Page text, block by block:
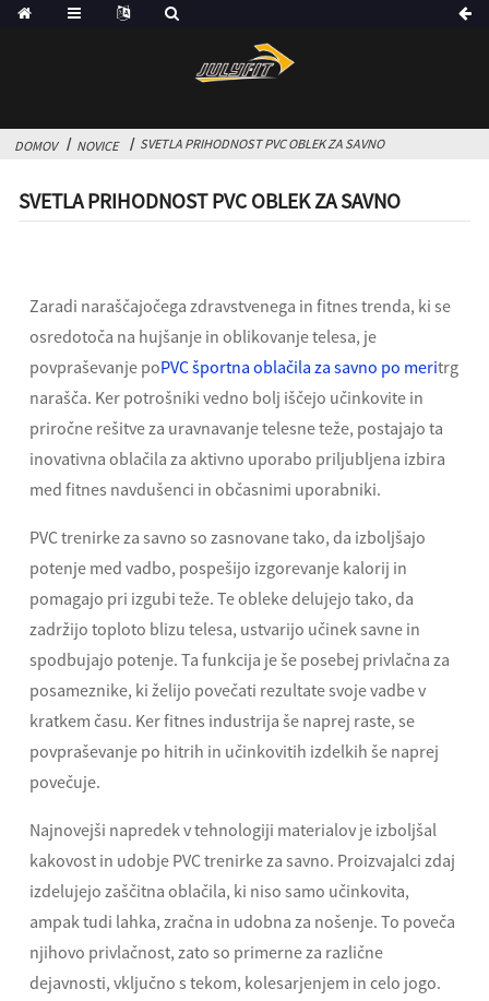
DOMOV NOVICE SVETLA PRIHODNOST PVC OBLEK ZA SAVNO
SVETLA PRIHODNOST PVC OBLEK ZA SAVNO
Zaradi naraščajočega zdravstvenega in fitnes trenda, ki se
osredotoča na hujšanje in oblikovanje telesa, je
povpraševanje poPVC športna oblačila za savno po meritrg
narašča. Ker potrošniki vedno bolj iščejo učinkovite in
priročne rešitve za uravnavanje telesne teže, postajajo ta
inovativna oblačila za aktivno uporabo priljubljena izbira
med fitnes navdušenci in občasnimi uporabniki.
PVC trenirke za savno so zasnovane tako, da izboljšajo
potenje med vadbo, pospešijo izgorevanje kalorij in
pomagajo pri izgubi teže. Te obleke delujejo tako, da
zadržijo toploto blizu telesa, ustvarijo učinek savne in
spodbujajo potenje. Ta funkcija je še posebej privlačna za
posameznike, ki želijo povečati rezultate svoje vadbe v
kratkem času. Ker fitnes industrija še naprej raste, se
povpraševanje po hitrih in učinkovitih izdelkih še naprej
povečuje.
Najnovejši napredek v tehnologiji materialov je izboljšal
kakovost in udobje PVC trenirke za savno. Proizvajalci zdaj
izdelujejo zaščitna oblačila, ki niso samo učinkovita,
ampak tudi lahka, zračna in udobna za nošenje. To poveča
njihovo privlačnost, zato so primerne za različne
dejavnosti, vključno s tekom, kolesarjenjem in celo jogo.